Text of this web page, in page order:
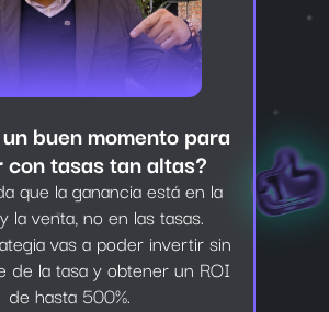
buen momento para
tasas tan altas?
que la ganancia está en la
la venta, no en las tasas.
vas a poder invertir sin
de la tasa y obtener un ROI
de hasta 500%.